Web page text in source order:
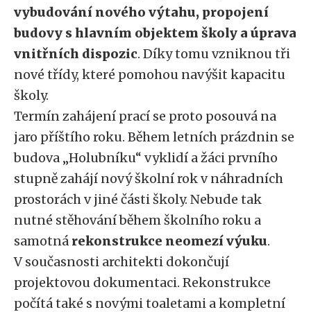
vybudování nového výtahu, propojení
budovy s hlavním objektem školy a úprava
vnitřních dispozic. Díky tomu vzniknou tři
nové třídy, které pomohou navýšit kapacitu
školy.
Termín zahájení prací se proto posouvá na
jaro příštího roku. Během letních prázdnin se
budova „Holubníku“ vyklidí a žáci prvního
stupně zahájí nový školní rok v náhradních
prostorách v jiné části školy. Nebude tak
nutné stěhování během školního roku a
samotná rekonstrukce neomezí výuku.
V současnosti architekti dokončují
projektovou dokumentaci. Rekonstrukce
počítá také s novými toaletami a kompletní